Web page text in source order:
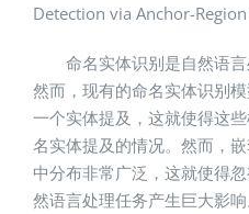
Detection via Anchor-
命名实体识别是自然语
然而，现有的命名实体识别
一个实体提及，这就使得这
名实体提及的情况。然而，
中分布非常广泛，这就使得
然语言处理任务产生巨大影